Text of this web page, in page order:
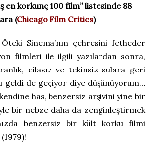
en korkunç 100 film” listesinde 88
(Chicago Film Critics)
Sinema’nın çehresini fetheder
filmleri ile ilgili yazılardan sonra,
cilasız ve tekinsiz sulara geri
geldi de geçiyor diye düşünüyorum…
kendine has, benzersiz arşivini yine bir
bir nebze daha da zenginleştirmek
benzersiz bir kült korku filmi
(1979)!